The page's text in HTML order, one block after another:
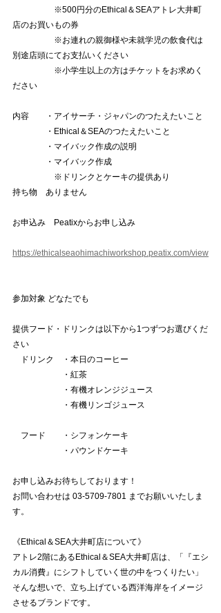
※500円分のEthical＆SEAアトレ⼤井町
店のお買いもの券
※お連れの親御様や未就学児の飲⾷代は
別途店頭にてお⽀払いください
※⼩学⽣以上の⽅はチケットをお求めく
ださい
内容　　・アイサーチ・ジャパンのつたえたいこと
・Ethical＆SEAのつたえたいこと
・マイバック作成の説明
・マイバック作成
※ドリンクとケーキの提供あり
持ち物　ありません
お申込み　Peatixからお申し込み
https://ethicalseaohimachiworkshop.peatix.com/view
参加対象 どなたでも
提供フード・ドリンクは以下から1つずつお選びくだ
さい
ドリンク　・本日のコーヒー
・紅茶
・有機オレンジジュース
・有機リンゴジュース
フード　　・シフォンケーキ
・パウンドケーキ
お申し込みお待ちしております！
お問い合わせは 03-5709-7801 までお願いいたしま
す。
《Ethical＆SEA大井町店について》
アトレ2階にあるEthical＆SEA大井町店は、「『エシ
カル消費』にシフトしていく世の中をつくりたい」
そんな想いで、立ち上げている西洋海岸をイメージ
させるブランドです。